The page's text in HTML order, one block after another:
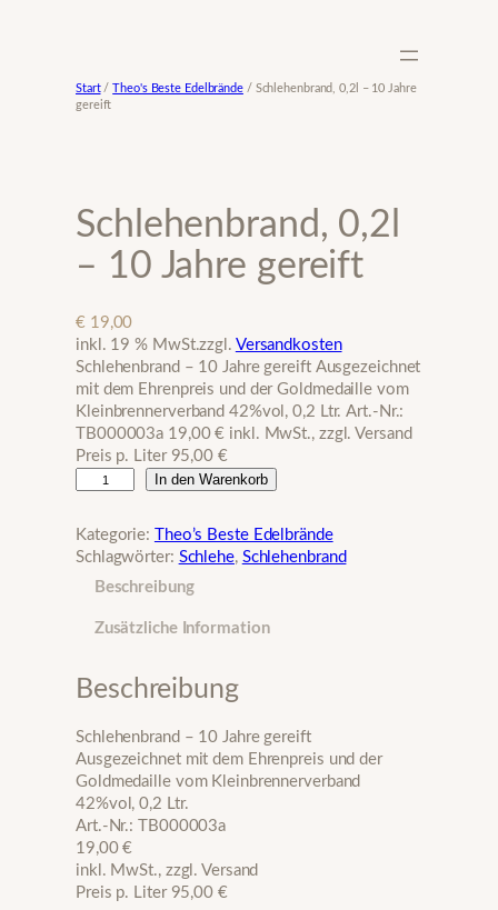
Start/Theo's Beste Edelbrände/ Schlehenbrand, 0,2l – 10 Jahre
gereift
Schlehenbrand, 0,2l
– 10 Jahre gereift
€19,00
inkl. 19 % MwSt.zzgl. Versandkosten
Schlehenbrand – 10 Jahre gereift Ausgezeichnet
mit dem Ehrenpreis und der Goldmedaille vom
Kleinbrennerverband 42%vol, 0,2 Ltr. Art.-Nr.:
TB000003a 19,00 € inkl. MwSt., zzgl. Versand
Preis p. Liter 95,00 €
l
e
r
a
d
,
0
,
2
l
–
1
In den Warenkorb
Kategorie: Theo’s Beste Edelbrände
Schlagwörter: Schlehe, Schlehenbrand
Beschreibung
Zusätzliche Information
Beschreibung
Schlehenbrand – 10 Jahre gereift
Ausgezeichnet mit dem Ehrenpreis und der
Goldmedaille vom Kleinbrennerverband
42%vol, 0,2 Ltr.
Art.-Nr.: TB000003a
19,00 €
inkl. MwSt., zzgl. Versand
Preis p. Liter 95,00 €